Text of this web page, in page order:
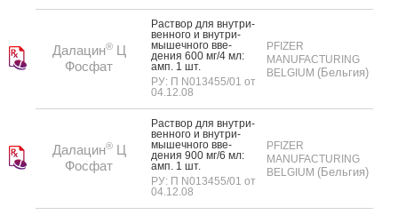
Далацин®Ц
Фосфат
Рас­твор для внут­ри­
вен­но­го и внут­ри­
мышеч­но­го вве­
дения 600 мг/4 мл:
амп. 1 шт.
РУ: П N013455/01 от
04.12.08
PFIZER
MANUFACTURING
BELGIUM (Бельгия)
Далацин®Ц
Фосфат
Рас­твор для внут­ри­
вен­но­го и внут­ри­
мышеч­но­го вве­
дения 900 мг/6 мл:
амп. 1 шт.
РУ: П N013455/01 от
04.12.08
PFIZER
MANUFACTURING
BELGIUM (Бельгия)